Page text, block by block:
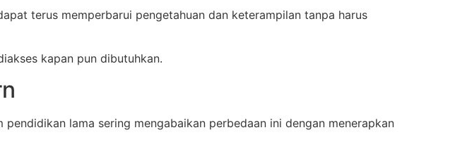
terus memperbarui pengetahuan dan keterampilan tanpa harus
kapan pun dibutuhkan.
lama sering mengabaikan perbedaan ini dengan menerapkan